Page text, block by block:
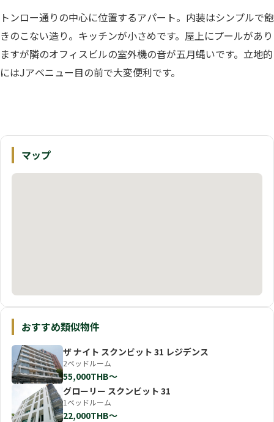
トンロー通りの中心に位置するアパート。内装はシンプルで飽
きのこない造り。キッチンが小さめです。屋上にプールがあり
ますが隣のオフィスビルの室外機の音が五月蝿いです。立地的
にはJアベニュー目の前で大変便利です。
マップ
おすすめ類似物件
ザ ナイト スクンビット 31 レジデンス
2ベッドルーム
55,000THB〜
グローリー スクンビット 31
1ベッドルーム
22,000THB〜